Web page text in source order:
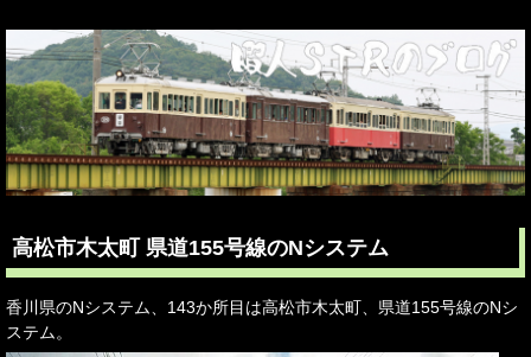
高松市木太町 県道155号線のNシステム
香川県のNシステム、143か所目は高松市木太町、県道155号線のNシ
ステム。